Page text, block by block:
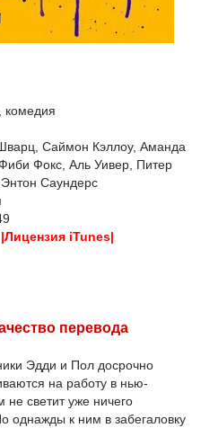
Саймон Кэллоу, Аманда
Фокс, Аль Уивер, Питер
Саундерс
|Лицензия iTunes|
перевода
Эдди и Пол досрочно
на работу в нью-
не светит уже ничего
однажды к ним в забегаловку